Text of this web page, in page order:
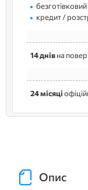
кредит /
14 днівна
24 місяці
Опис